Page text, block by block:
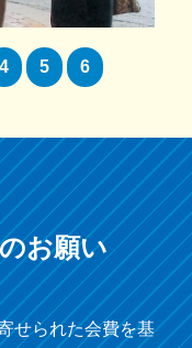
4 5 6
お願い
せられた会費を基